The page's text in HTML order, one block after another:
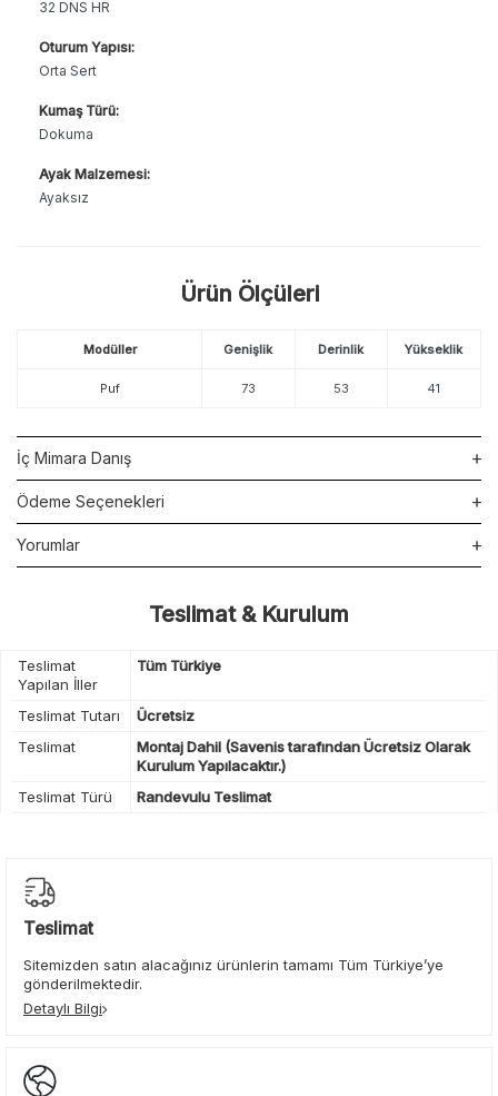
32 DNS HR
Oturum Yapısı:
Orta Sert
Kumaş Türü:
Dokuma
Ayak Malzemesi:
Ayaksız
Ürün Ölçüleri
Modüller Genişlik Derinlik Yükseklik
Puf 73 53 41
İç Mimara Danış
Ödeme Seçenekleri
Yorumlar
Teslimat & Kurulum
Teslimat
Yapılan İller
Tüm Türkiye
Teslimat Tutarı
Ücretsiz
Teslimat
Montaj Dahil (Savenis tarafından Ücretsiz Olarak
Kurulum Yapılacaktır.)
Teslimat Türü
Randevulu Teslimat
Teslimat
Sitemizden satın alacağınız ürünlerin tamamı Tüm Türkiye’ye
gönderilmektedir.
Detaylı Bilgi